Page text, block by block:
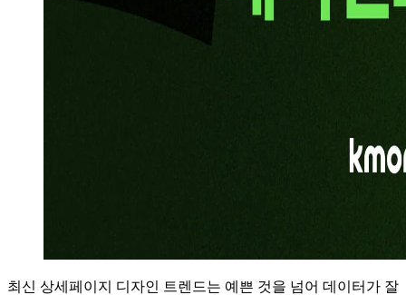
최신 상세페이지 디자인 트렌드는 예쁜 것을 넘어 데이터가 잘